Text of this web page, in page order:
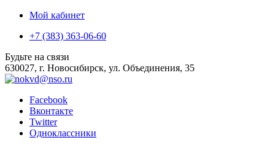
Мой кабинет
+7 (383) 363-06-60
Будьте на связи
630027, г. Новосибирск, ул. Объединения, 35
Facebook
Вконтакте
Twitter
Одноклассники